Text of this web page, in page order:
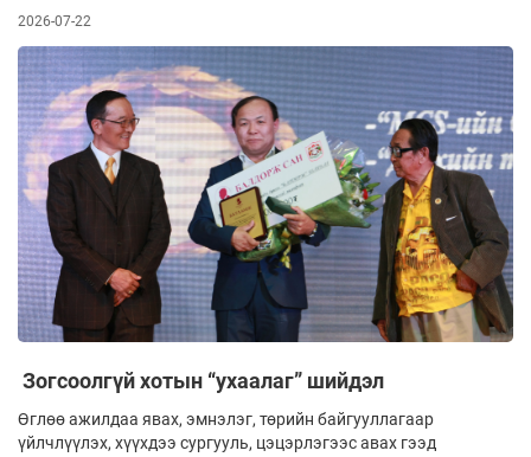
2026-07-22
Зогсоолгүй хотын “ухаалаг” шийдэл
Өглөө ажилдаа явах, эмнэлэг, төрийн байгууллагаар
үйлчлүүлэх, хүүхдээ сургууль, цэцэрлэгээс авах гээд